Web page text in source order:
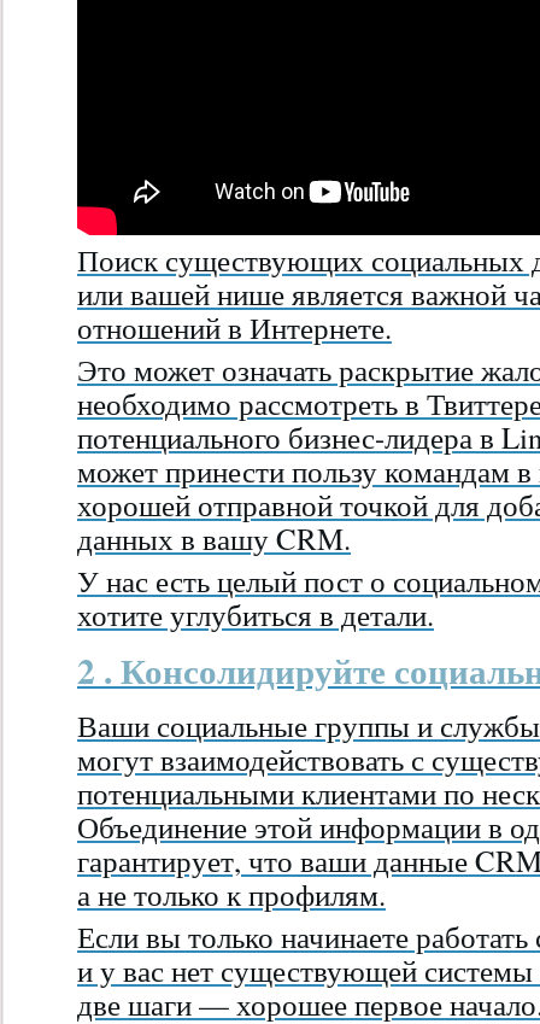
Поиск существующих социальных
или вашей нише является важной
отношений в Интернете.
Это может означать раскрытие
необходимо рассмотреть в
потенциального бизнес-лидера в
может принести пользу командам
хорошей отправной точкой для
данных в вашу CRM.
У нас есть целый пост о
хотите углубиться в детали.
2 . Консолидируйте
Ваши социальные группы и
могут взаимодействовать с
потенциальными клиентами по
Объединение этой информации в
гарантирует, что ваши данные
а не только к профилям.
Если вы только начинаете
и у вас нет существующей
две шаги — хорошее первое